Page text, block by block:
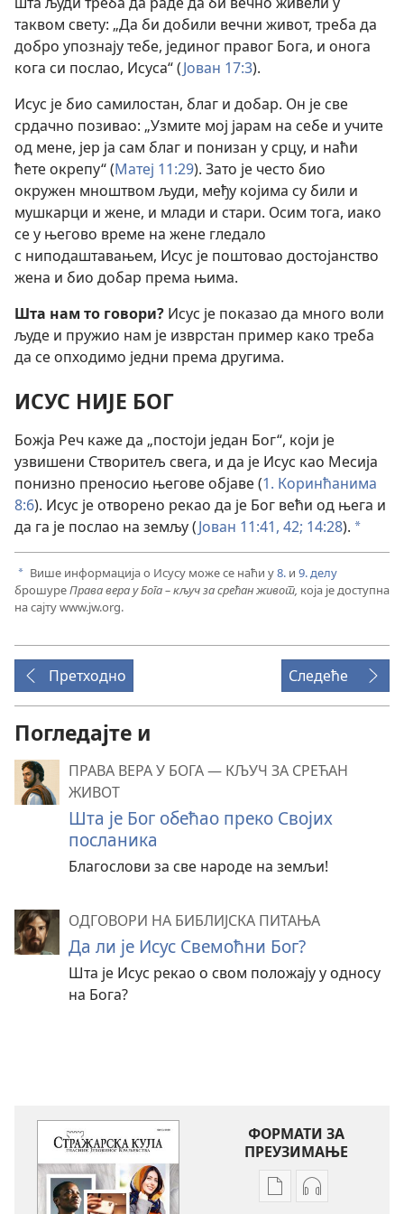
таквом свету: „Да би добили вечни живот, треба да
добро упознају тебе, јединог правог Бога, и онога
кога си послао, Исуса“ (Јован 17:3).
Исус је био самилостан, благ и добар. Он је све
срдачно позивао: „Узмите мој јарам на себе и учите
од мене, јер ја сам благ и понизан у срцу, и наћи
ћете окрепу“ (Матеј 11:29). Зато је често био
окружен мноштвом људи, међу којима су били и
мушкарци и жене, и млади и стари. Осим тога, иако
се у његово време на жене гледало
с ниподаштавањем, Исус је поштовао достојанство
жена и био добар према њима.
Шта нам то говори? Исус је показао да много воли
људе и пружио нам је изврстан пример како треба
да се опходимо једни према другима.
ИСУС НИЈЕ БОГ
Божја Реч каже да „постоји један Бог“, који је
узвишени Створитељ свега, и да је Исус као Месија
понизно преносио његове објаве (1. Коринћанима
8:6). Исус је отворено рекао да је Бог већи од њега и
да га је послао на земљу (Јован 11:41, 42; 14:28). a
a Више информација о Исусу може се наћи у8. и 9. делу
брошуреПрава вера у Бога – кључ за срећан живот, која је доступна
на сајту www.jw.org.
Претходно Следеће
Погледајте и
ПРАВА ВЕРА У БОГА — КЉУЧ ЗА СРЕЋАН
ЖИВОТ
Шта је Бог обећао преко Својих
посланика
Благослови за све народе на земљи!
ОДГОВОРИ НА БИБЛИЈСКА ПИТАЊА
Да ли је Исус Свемоћни Бог?
Шта је Исус рекао о свом положају у односу
на Бога?
ФОРМАТИ ЗА
ПРЕУЗИМАЊЕ
ФорматиФормати